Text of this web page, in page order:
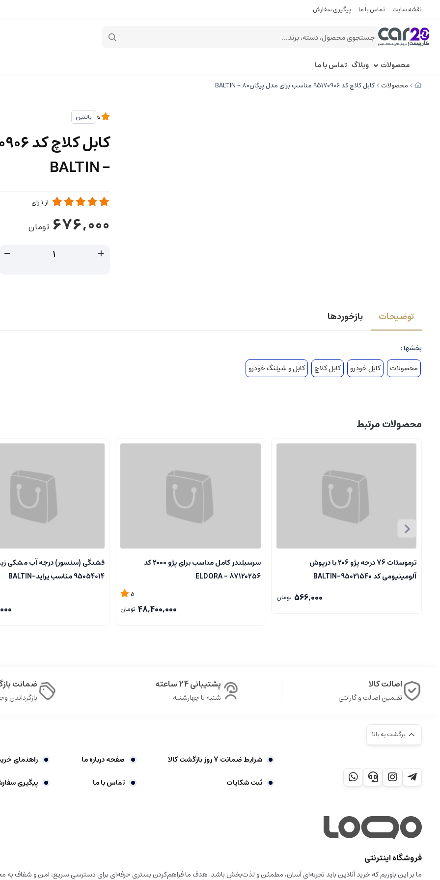
نقشه سایت تماس با ما پیگیری سفارش
محصولات وبلاگ تماس با ما
محصولات کابل کلاچ کد 95170906 مناسب برای مدل پیکان80 - BALTIN
بالتین
- BALTIN
از1رای
676,000 تومان
توضیحات بازخوردها
بخشها :
محصولات
کابل خودرو کابل کلاچ کابل و شیلنگ خودرو
محصولات مرتبط
ترموستات 76 درجه پژو 206 با درپوش
آلومینیومی کد 95021540-BALTIN
566,000 تومان
سرسیلندر کامل مناسب برای پژو 2000 کد
87120256 - ELDORA
5
48,400,000 تومان
فشنگی (سنسور) درجه آب مشکی
95054014 مناسب پراید-BALTIN
اصالت کالا
تضمین اصالت و گارانتی
پشتیبانی 24 ساعته
شنبه تا چهارشنبه
ضمانت
بازگرداندن وجه
برگشت به بالا
شرایط ضمانت 7 روز بازگشت کالا صفحه درباره ما
راهنمای
ثبت شکایات
تماس با ما پیگیری
فروشگاه اینترنتی
ما بر این باوریم که خرید آنلاین باید تجربه‌ای آسان، مطمئن و لذت‌بخش باشد. هدف ما فراهم‌کردن بستری حرفه‌ای برای دسترسی سریع، امن و شفاف به